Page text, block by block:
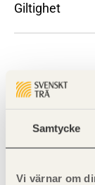
Samtycke
Vi värnar om
Giltighet